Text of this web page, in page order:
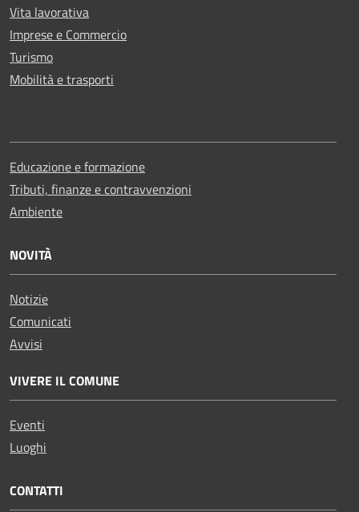
Vita lavorativa
Imprese e Commercio
Turismo
Mobilità e trasporti
Educazione e formazione
Tributi, finanze e contravvenzioni
Ambiente
NOVITÀ
Notizie
Comunicati
Avvisi
VIVERE IL COMUNE
Eventi
Luoghi
CONTATTI